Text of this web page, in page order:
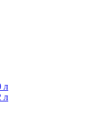
л
л